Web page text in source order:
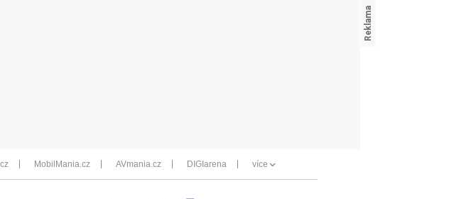
MobilMania.cz AVmania.cz DIGIarena více